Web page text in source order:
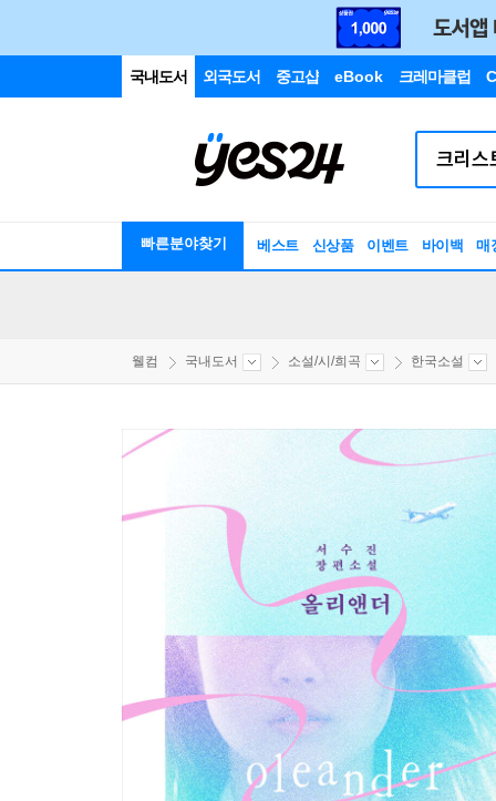
국내도서 외국도서 중고샵 eBook 크레마클럽
빠른분야찾기 베스트 신상품 이벤트 바이백 매
웰컴 국내도서 소설/시/희곡 한국소설